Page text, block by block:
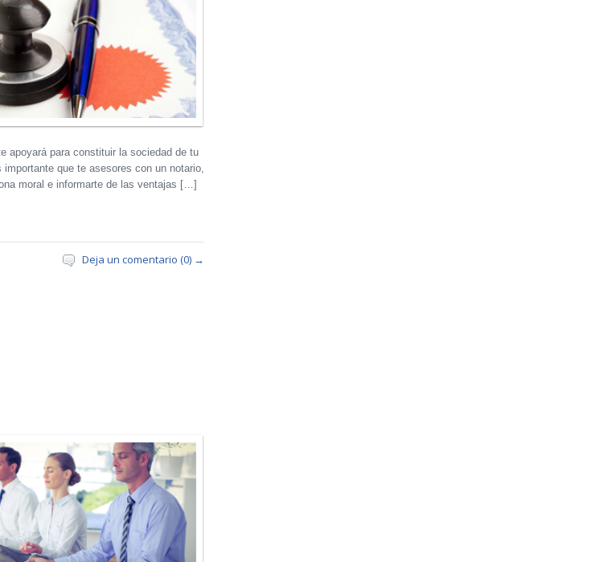
apoyará para constituir la sociedad de tu
que te asesores con un notario,
moral e informarte de las ventajas […]
Deja un comentario (0) →